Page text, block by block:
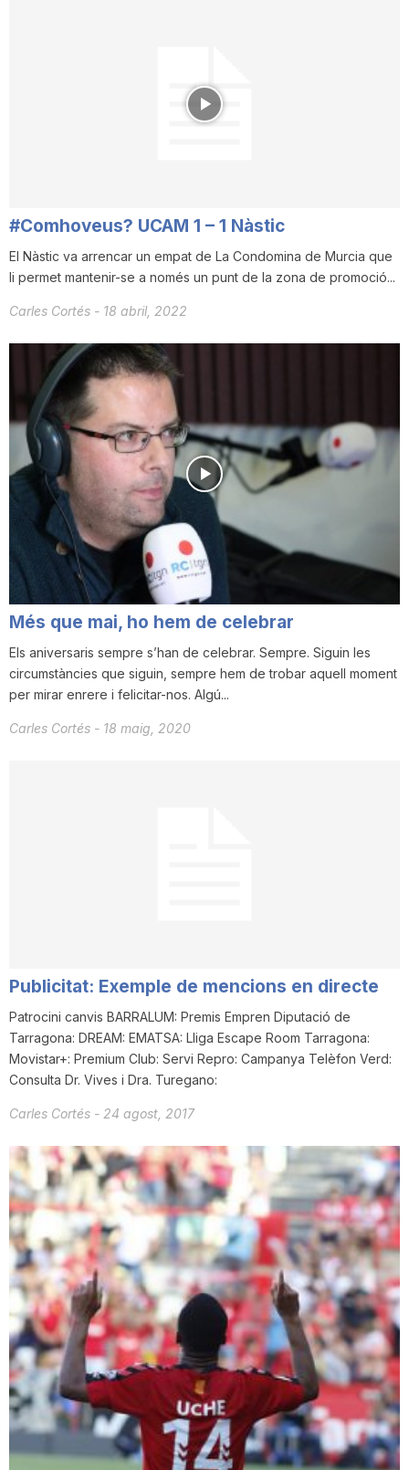
n
a
#Comhoveus? UCAM 1 – 1 Nàstic
El Nàstic va arrencar un empat de La Condomina de Murcia que
li permet mantenir-se a només un punt de la zona de promoció...
Carles Cortés - 18 abril, 2022
Més que mai, ho hem de celebrar
Els aniversaris sempre s’han de celebrar. Sempre. Siguin les
circumstàncies que siguin, sempre hem de trobar aquell moment
per mirar enrere i felicitar-nos. Algú...
Carles Cortés - 18 maig, 2020
Publicitat: Exemple de mencions en directe
Patrocini canvis BARRALUM: Premis Empren Diputació de
Tarragona: DREAM: EMATSA: Lliga Escape Room Tarragona:
Movistar+: Premium Club: Servi Repro: Campanya Telèfon Verd:
Consulta Dr. Vives i Dra. Turegano:
Carles Cortés - 24 agost, 2017